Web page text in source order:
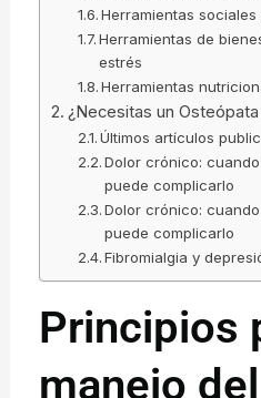
Herramientas
Herramientas de
estrés
Herramientas
¿Necesitas un
Últimos artículos
Dolor crónico:
puede complicarlo
Dolor crónico:
puede complicarlo
Fibromialgia y
Principios
manejo